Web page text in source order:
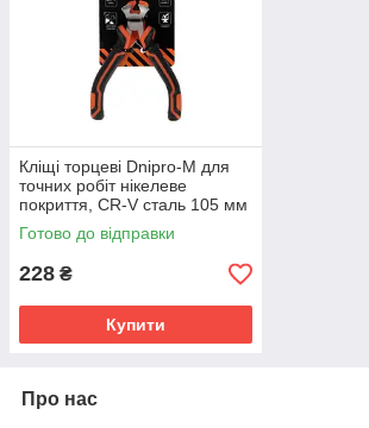
Кліщі торцеві Dnipro-M для
точних робіт нікелеве
покриття, CR-V сталь 105 мм
Готово до відправки
228 ₴
Купити
Про нас